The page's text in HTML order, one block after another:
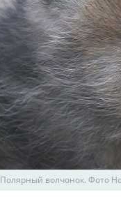
Полярный волчонок. Фото